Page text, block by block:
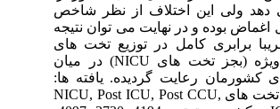
ولی این اختلاف از نظر شاخص
اغماض بوده و در نهایت می توان نتیجه
برابری کامل در توزیع تخت های
مراقبت ویژه (بجز تخت های NICU) در میان
کشورمان رعایت گردیده. یافته ها:
تعداد کل تخت های NICU, Post ICU, Post CCU,